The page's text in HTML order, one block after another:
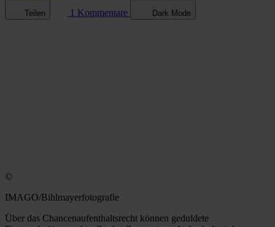
Teilen 1 Kommentare Dark Mode
©
IMAGO/Bihlmayerfotografie
Über das Chancenaufenthaltsrecht können geduldete